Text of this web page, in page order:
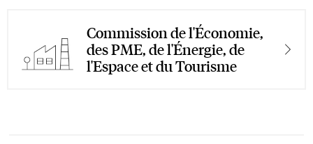
Commission de l'Économie,
des PME, de l'Énergie, de
l'Espace et du Tourisme